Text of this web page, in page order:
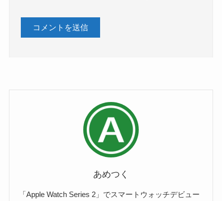
あめつく
「Apple Watch Series 2」でスマートウォッチデビュー